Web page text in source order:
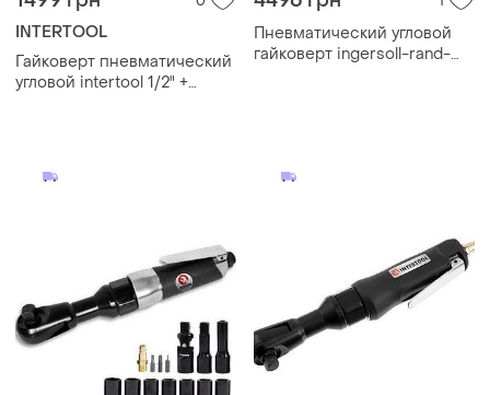
INTERTOOL
Гайковерт пневматический
угловой intertool 1/2" +
Пневматический угловой
гайковерт ingersoll-rand-